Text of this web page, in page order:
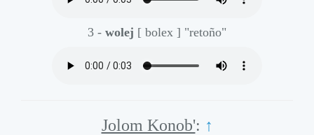
3 - wolej [ bolex ] "retoño"
Jolom Konob': ↑